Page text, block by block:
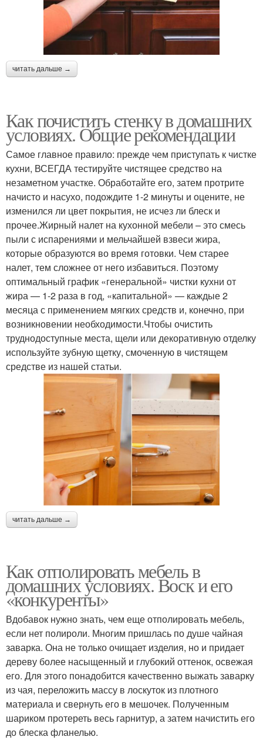
читать дальше →
Как почистить стенку в домашних
условиях. Общие рекомендации
Самое главное правило: прежде чем приступать к чистке
кухни, ВСЕГДА тестируйте чистящее средство на
незаметном участке. Обработайте его, затем протрите
начисто и насухо, подождите 1-2 минуты и оцените, не
изменился ли цвет покрытия, не исчез ли блеск и
прочее.Жирный налет на кухонной мебели – это смесь
пыли с испарениями и мельчайшей взвеси жира,
которые образуются во время готовки. Чем старее
налет, тем сложнее от него избавиться. Поэтому
оптимальный график «генеральной» чистки кухни от
жира — 1-2 раза в год, «капитальной» — каждые 2
месяца с применением мягких средств и, конечно, при
возникновении необходимости.Чтобы очистить
труднодоступные места, щели или декоративную отделку
используйте зубную щетку, смоченную в чистящем
средстве из нашей статьи.
читать дальше →
Как отполировать мебель в
домашних условиях. Воск и его
«конкуренты»
Вдобавок нужно знать, чем еще отполировать мебель,
если нет полироли. Многим пришлась по душе чайная
заварка. Она не только очищает изделия, но и придает
дереву более насыщенный и глубокий оттенок, освежая
его. Для этого понадобится качественно выжать заварку
из чая, переложить массу в лоскуток из плотного
материала и свернуть его в мешочек. Полученным
шариком протереть весь гарнитур, а затем начистить его
до блеска фланелью.